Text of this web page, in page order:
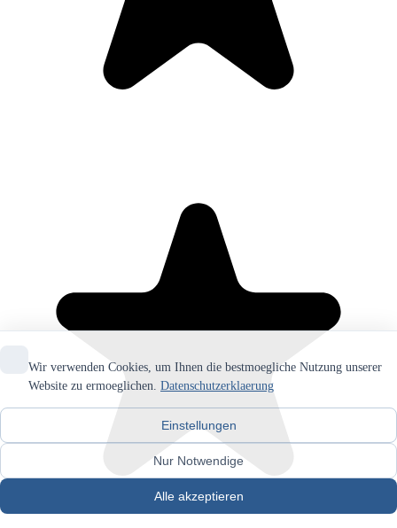
Wir verwenden Cookies, um Ihnen die bestmoegliche Nutzung unserer
Website zu ermoeglichen. Datenschutzerklaerung
Einstellungen
Nur Notwendige
Alle akzeptieren